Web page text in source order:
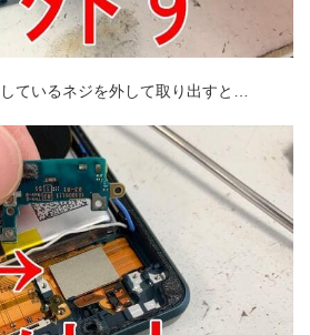
ているネジを外して取り出すと…